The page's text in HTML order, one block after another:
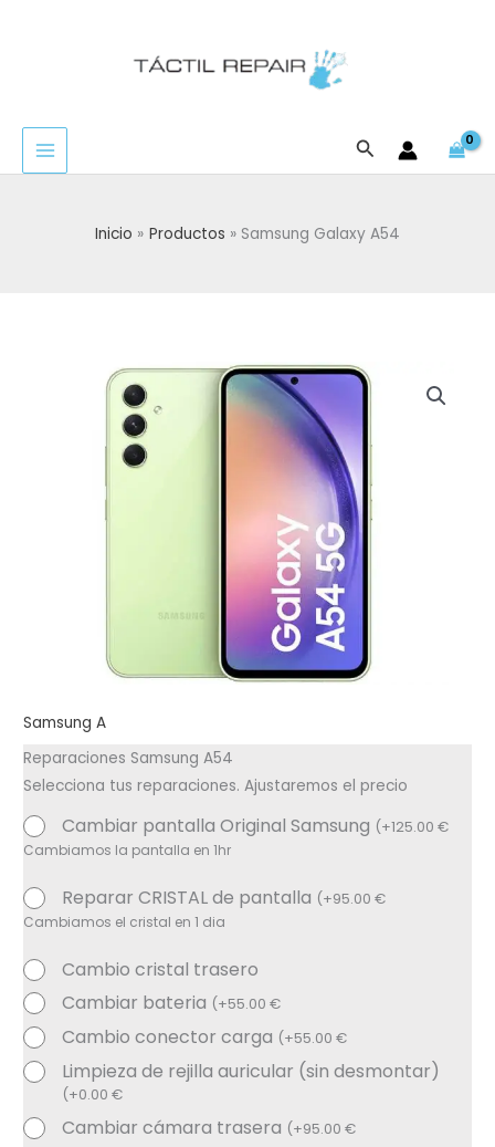
Buscar
Inicio Productos Samsung Galaxy A54
Samsung A
Reparaciones Samsung A54
Selecciona tus reparaciones. Ajustaremos el precio
Cambiar pantalla Original Samsung (+125.00€
Cambiamos la pantalla en 1hr
Reparar CRISTAL de pantalla (+95.00€
Cambiamos el cristal en 1 dia
Cambio cristal trasero
Cambiar bateria (+55.00€
Cambio conector carga (+55.00€
Limpieza de rejilla auricular (sin desmontar)
(+0.00€
Cambiar cámara trasera (+95.00€